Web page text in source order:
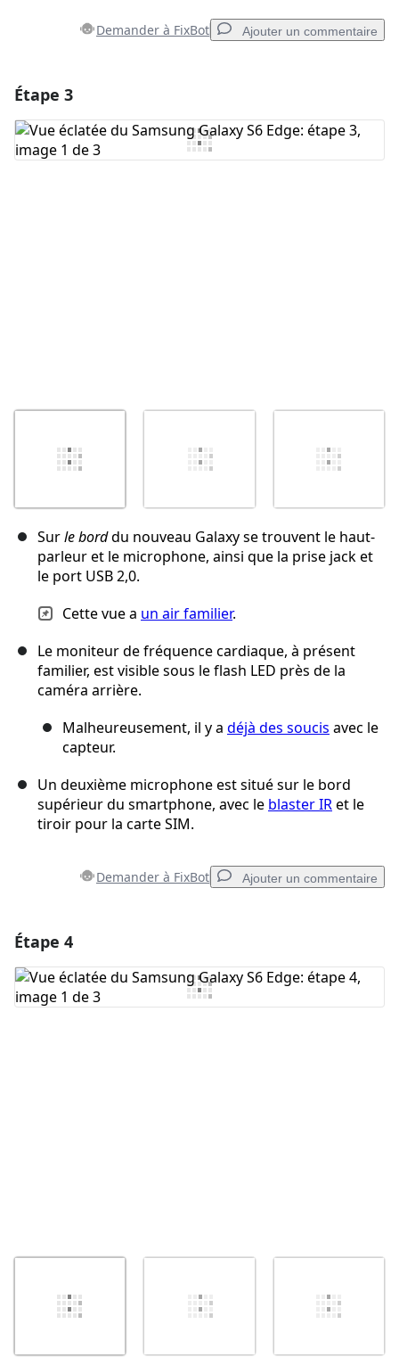
Demander à FixBot Ajouter un commentaire
Ajouter un commentaire
Étape 3
Surle borddu nouveau Galaxy se trouvent le haut-
parleur et le microphone, ainsi que la prise jack et
le port USB 2,0.
Cette vue a un air familier.
Le moniteur de fréquence cardiaque, à présent
familier, est visible sous le flash LED près de la
caméra arrière.
Malheureusement, il y a déjà des soucis avec le
capteur.
Un deuxième microphone est situé sur le bord
supérieur du smartphone, avec le blaster IRet le
tiroir pour la carte SIM.
Demander à FixBot Ajouter un commentaire
Ajouter un commentaire
Étape 4